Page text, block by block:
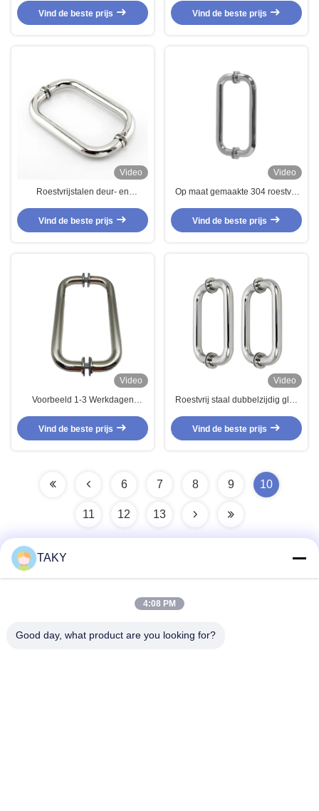
staal 304 voor badkamerdeuren
Vind de beste prijs
voor douche deur en hoofddor
Vind de beste prijs
Video
Roestvrijstalen deur- en
douchecabine Op maat of OEM-
service
Vind de beste prijs
Video
Op maat gemaakte 304 roestvrij
hotelinterieurontwerp
Vind de beste prijs
Video
Voorbeeld 1-3 Werkdagen
deurgreep voor glazen schuifdeur
Vind de beste prijs
Video
Roestvrij staal dubbelzijdig glas
Upgrade de stijl van uw deur
Vind de beste prijs
6 7 8 9 10
11 12 13
Adres
TAKY
4:08 PM
Good day, what product are you looking for?